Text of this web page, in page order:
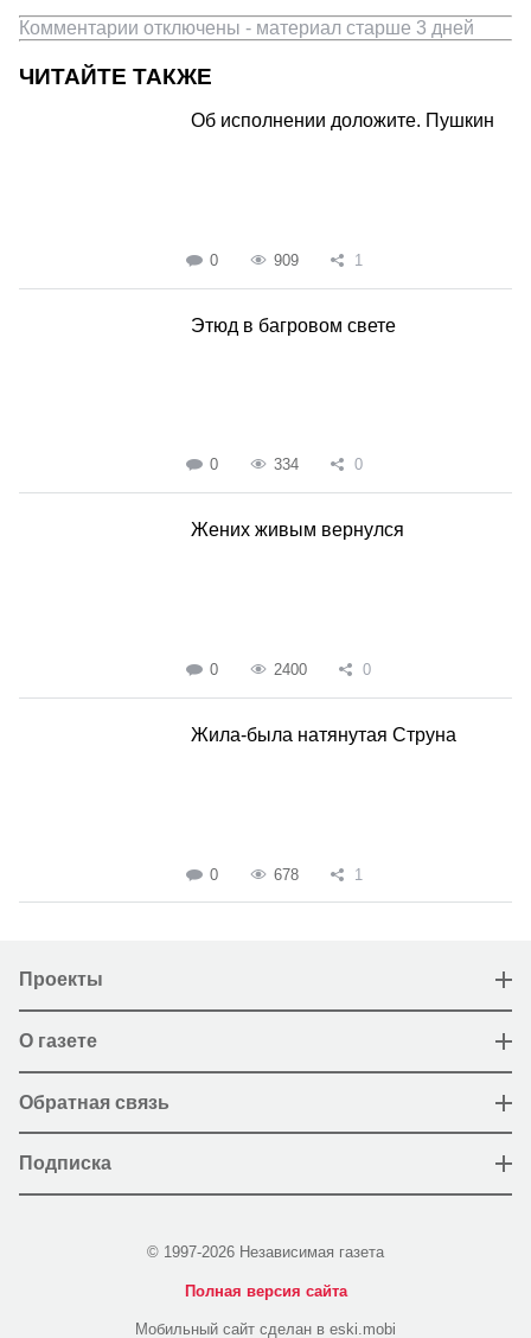
Комментарии отключены - материал старше 3 дней
ЧИТАЙТЕ ТАКЖЕ
Об исполнении доложите. Пушкин
0 909 1
Этюд в багровом свете
0 334 0
Жених живым вернулся
0 2400 0
Жила-была натянутая Струна
0 678 1
Проекты
О газете
Обратная связь
Подписка
© 1997-2026 Независимая газета
Полная версия сайта
Мобильный сайт сделан в eski.mobi